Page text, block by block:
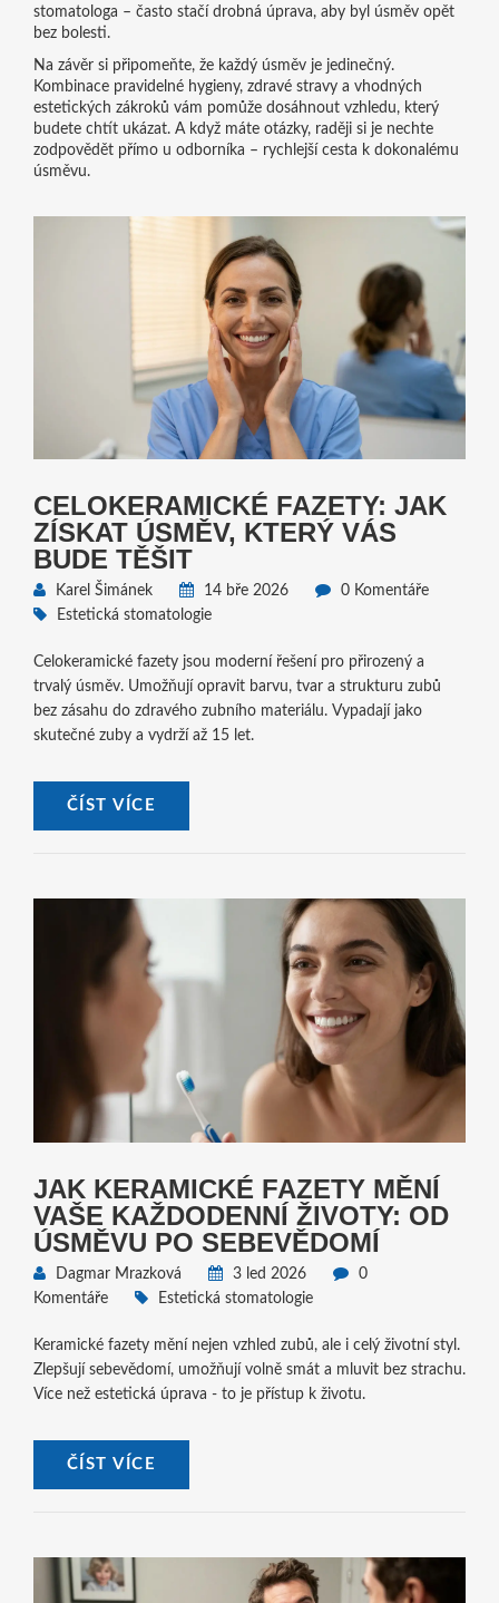
stomatologa – často stačí drobná úprava, aby byl úsměv opět
bez bolesti.
Na závěr si připomeňte, že každý úsměv je jedinečný.
Kombinace pravidelné hygieny, zdravé stravy a vhodných
estetických zákroků vám pomůže dosáhnout vzhledu, který
budete chtít ukázat. A když máte otázky, raději si je nechte
zodpovědět přímo u odborníka – rychlejší cesta k dokonalému
úsměvu.
CELOKERAMICKÉ FAZETY: JAK
ZÍSKAT ÚSMĚV, KTERÝ VÁS
BUDE TĚŠIT
Karel Šimánek 14 bře 2026
0 Komentáře
Estetická stomatologie
Celokeramické fazety jsou moderní řešení pro přirozený a
trvalý úsměv. Umožňují opravit barvu, tvar a strukturu zubů
bez zásahu do zdravého zubního materiálu. Vypadají jako
skutečné zuby a vydrží až 15 let.
ČÍST VÍCE
JAK KERAMICKÉ FAZETY MĚNÍ
VAŠE KAŽDODENNÍ ŽIVOTY: OD
ÚSMĚVU PO SEBEVĚDOMÍ
Dagmar Mrazková 3 led 2026
0
Komentáře
Estetická stomatologie
Keramické fazety mění nejen vzhled zubů, ale i celý životní styl.
Zlepšují sebevědomí, umožňují volně smát a mluvit bez strachu.
Více než estetická úprava - to je přístup k životu.
ČÍST VÍCE